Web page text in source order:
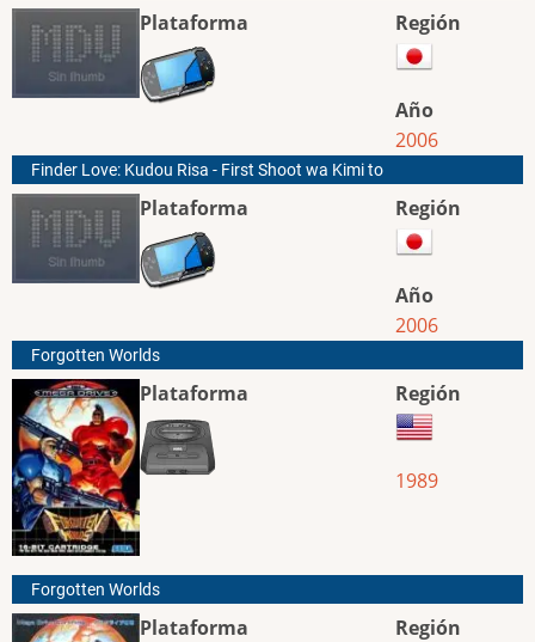
Plataforma Región
Año
2006
Finder Love: Kudou Risa - First Shoot wa Kimi to
Plataforma Región
Año
2006
Forgotten Worlds
Plataforma Región
1989
Forgotten Worlds
Plataforma Región